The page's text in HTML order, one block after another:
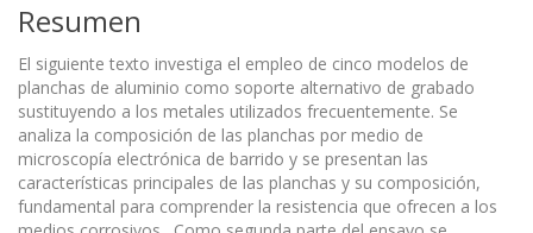
Resumen
El siguiente texto investiga el empleo de cinco modelos de
planchas de aluminio como soporte alternativo de grabado
sustituyendo a los metales utilizados frecuentemente. Se
analiza la composición de las planchas por medio de
microscopía electrónica de barrido y se presentan las
características principales de las planchas y su composición,
fundamental para comprender la resistencia que ofrecen a los